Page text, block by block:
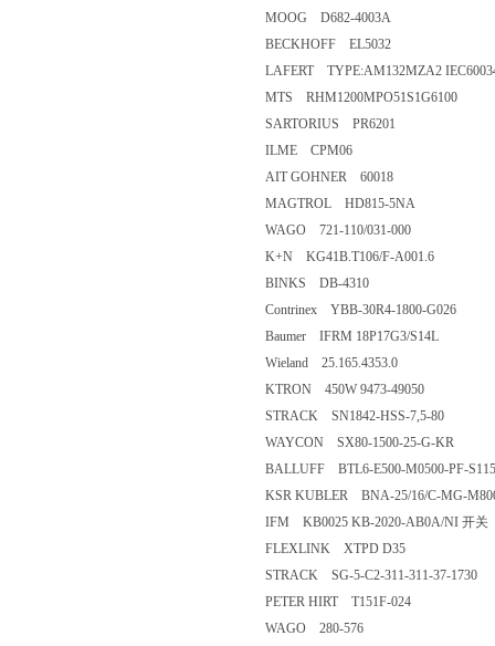
MOOG D682-4003A
BECKHOFF EL5032
LAFERT TYPE:AM132MZA2
MTS RHM1200MPO51S1G6100
SARTORIUS PR6201
ILME CPM06
AIT GOHNER 60018
MAGTROL HD815-5NA
WAGO 721-110/031-000
K+N KG41B.T106/F-A001.6
BINKS DB-4310
Contrinex YBB-30R4-1800-G026
Baumer IFRM 18P17G3/S14L
Wieland 25.165.4353.0
KTRON 450W 9473-49050
STRACK SN1842-HSS-7,5-80
WAYCON SX80-1500-25-G-KR
BALLUFF BTL6-E500-M0500-PF-S115
KSR KUBLER BNA-25/16/C-MG-
IFM KB0025 KB-2020-AB0A/NI 开关
FLEXLINK XTPD D35
STRACK SG-5-C2-311-311-37-1730
PETER HIRT T151F-024
WAGO 280-576